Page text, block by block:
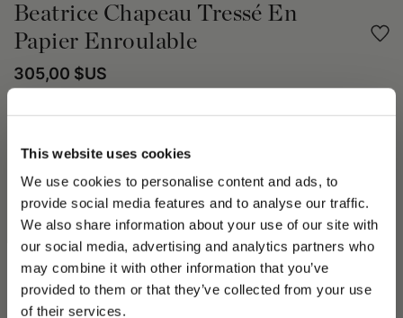
This website uses cookies
We use cookies to personalise content and ads, to
provide social media features and to analyse our traffic.
We also share information about your use of our site with
our social media, advertising and analytics partners who
may combine it with other information that you’ve
provided to them or that they’ve collected from your use
of their services.
PLEASE CHOOSE YOUR COUNTRY
We detected that you are browsing from United States, do
Beatrice Chapeau Tressé En
Papier Enroulable
305,00 $US
Partager
DÉTAILS DU PRODUIT
Le chapeau Beatrice est fabriqué en tresse de papier, un
matériau obtenu par l'entrelacement de fibres de papier, conçu
pour garantir résistance et flexibilité. Son design, caractérisé
par une forme moderne et géométrique, est enrichi d'un ruban
bicolore de 2,5 cm avec un bouton-pression logoté. Le bord
large, incliné et offrant une profondeur ajustée, mesure environ